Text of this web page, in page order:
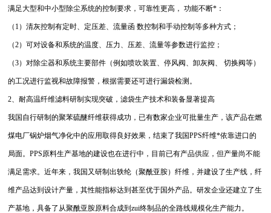
满足大型和中小型除尘系统的控制要求，可靠性更高， 功能不断*：
（ 1）清灰控制有定时、定压差、流量函 数控制和手动控制等多种方式；
（2）可对设备和系统的温度、压力、压差、流量等参数进行监控；
（3）对除尘器和系统主要部件（例如喷吹装置、停风阀、卸灰阀、 切换阀等）
的工况进行监视和故障报警，根据需要还可进行漏袋检测。
2、耐高温纤维滤料研制实现突破，滤袋生产技术和装备显著提高
我国自行研制的聚苯硫醚纤维获得成功，已有数家企业可批量生产，该产品在燃
煤电厂锅炉烟气净化中的应用取得良好效果，结束了我国PPS纤维*依靠进口的
局面。PPS原料生产基地的建设也在进行中，目前已有产品供应，但产量尚不能
满足需求。近年来，我国又研制出轶纶（聚酰亚胺）纤维，并建设了生产线，纤
维产品达到设计产量，其性能指标达到甚至优于国外产品。研发企业还建立了生
产基地，具备了从聚酰亚胺原料合成到zui终制品的全路线规模化生产能力。